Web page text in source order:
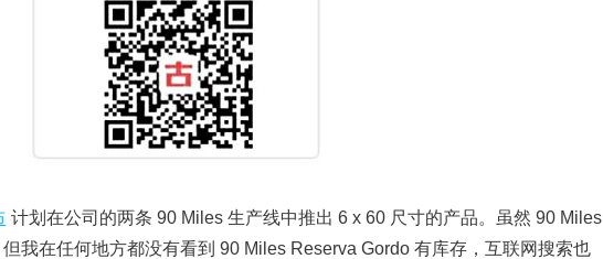
计划在公司的两条 90 Miles 生产线中推出 6 x 60 尺寸的产品。虽然 90 Miles
我在任何地方都没有看到 90 Miles Reserva Gordo 有库存，互联网搜索也